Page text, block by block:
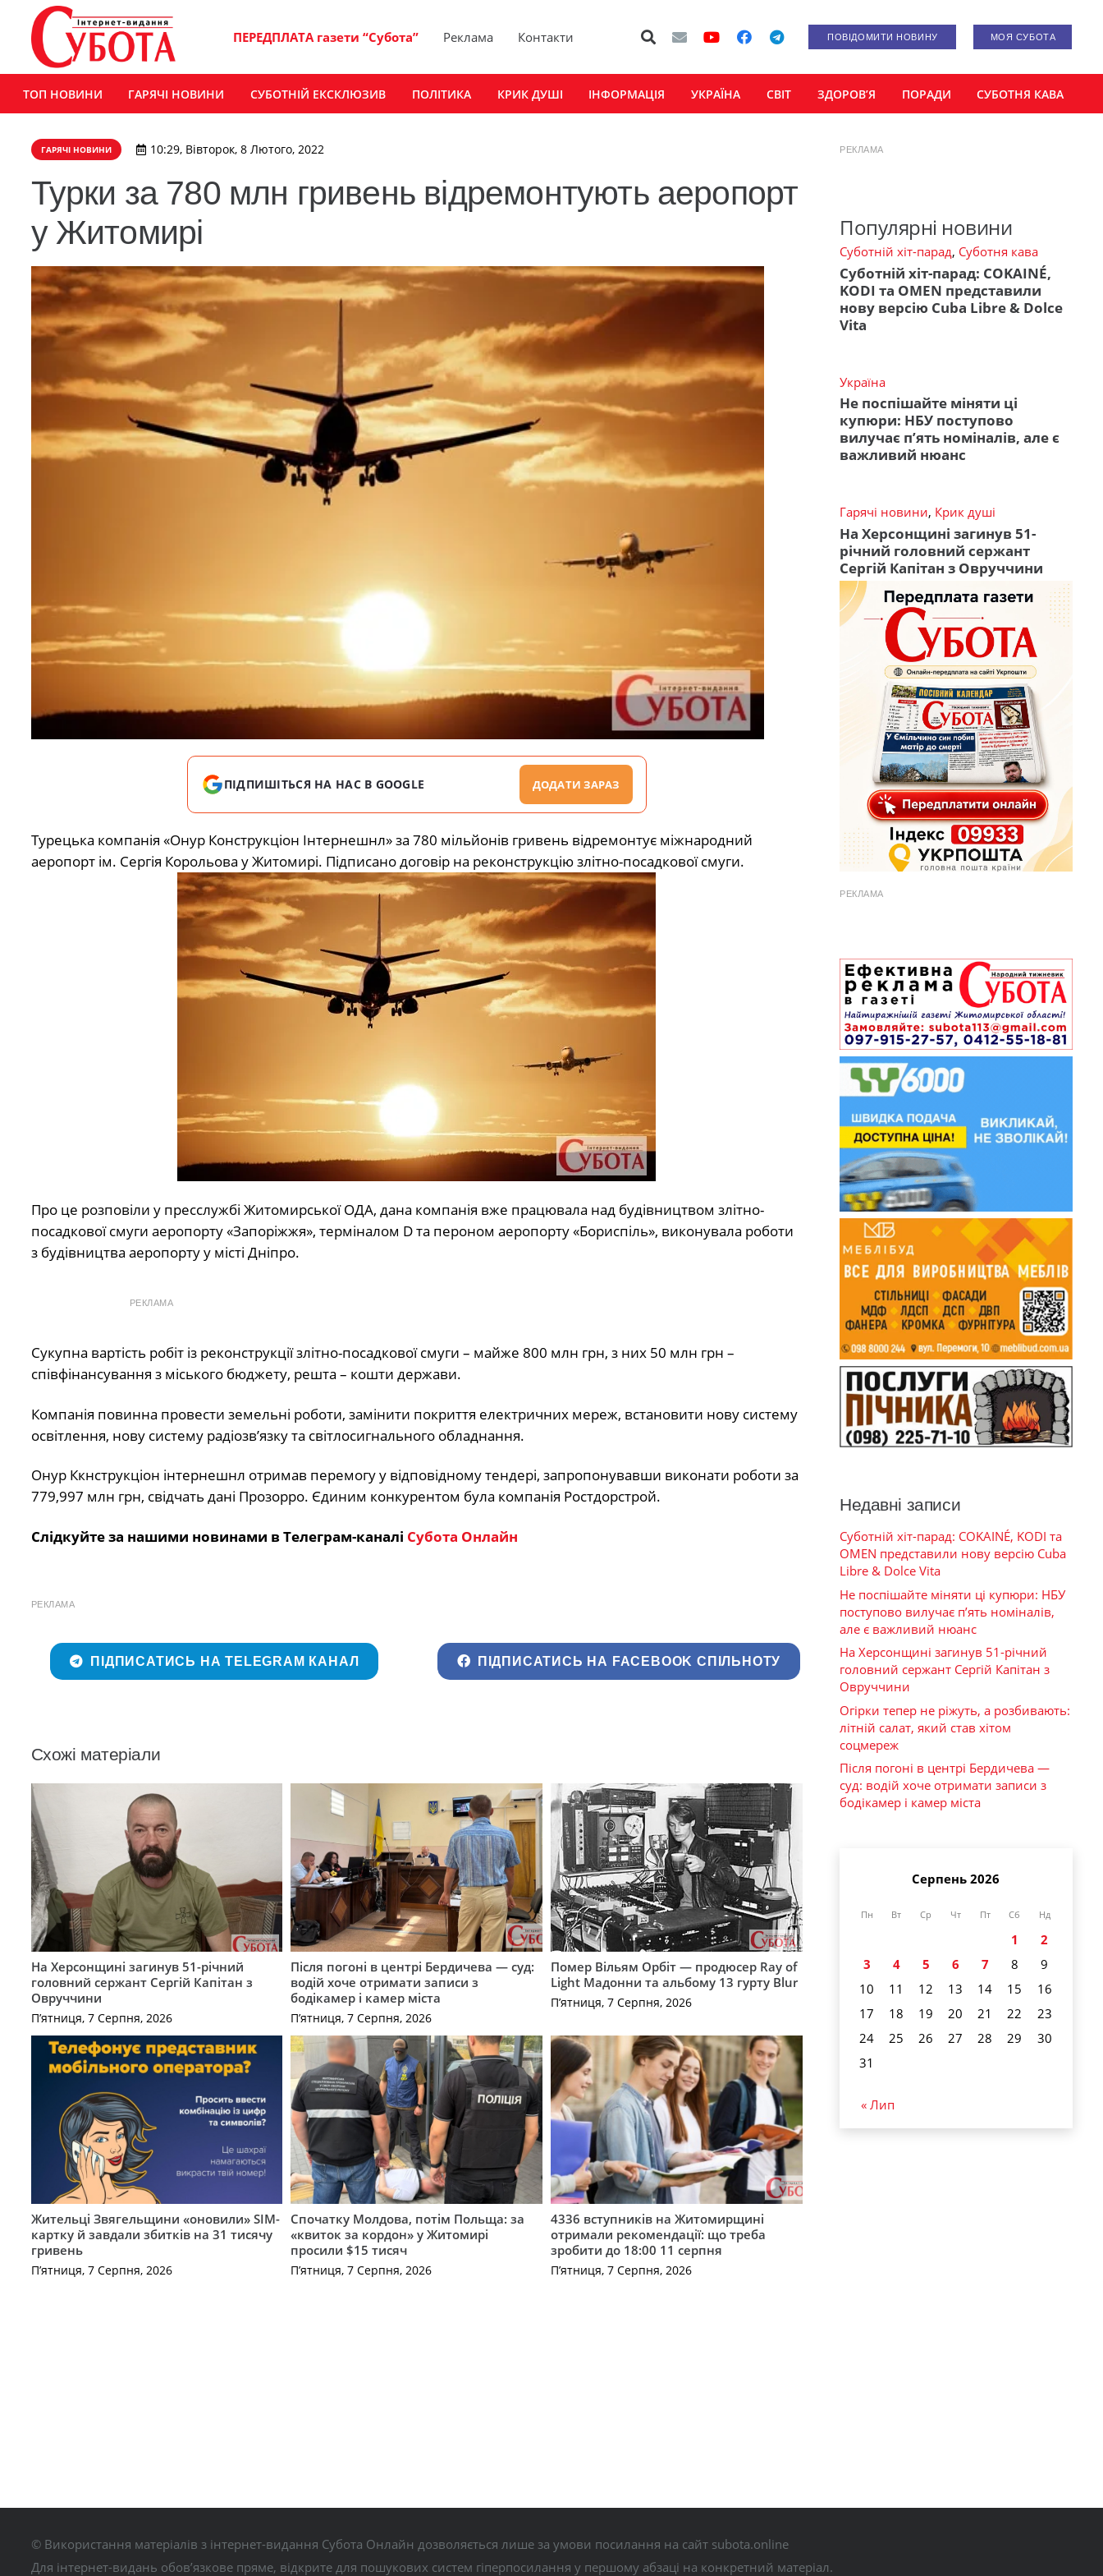
ПЕРЕДПЛАТА газети “Субота” Реклама Контакти ПОВІДОМИТИ НОВИНУ МОЯ СУБОТА
ТОП НОВИНИ ГАРЯЧІ НОВИНИ СУБОТНІЙ ЕКСКЛЮЗИВ ПОЛІТИКА КРИК ДУШІ ІНФОРМАЦІЯ УКРАЇНА СВІТ ЗДОРОВ’Я ПОРАДИ СУБОТНЯ КАВА
ГАРЯЧІ НОВИНИ 10:29, Вівторок, 8 Лютого, 2022
Турки за 780 млн гривень відремонтують аеропорт
у Житомирі
ПІДПИШІТЬСЯ НА НАС В GOOGLE ДОДАТИ ЗАРАЗ
Турецька компанія «Онур Конструкціон Інтернешнл» за 780 мільйонів гривень відремонтує міжнародний
аеропорт ім. Сергія Корольова у Житомирі. Підписано договір на реконструкцію злітно-посадкової смуги.
Про це розповіли у пресслужбі Житомирської ОДА, дана компанія вже працювала над будівництвом злітно-
посадкової смуги аеропорту «Запоріжжя», терміналом D та пероном аеропорту «Бориспіль», виконувала роботи
з будівництва аеропорту у місті Дніпро.
РЕКЛАМА
Сукупна вартість робіт із реконструкції злітно-посадкової смуги – майже 800 млн грн, з них 50 млн грн –
співфінансування з міського бюджету, решта – кошти держави.
Компанія повинна провести земельні роботи, замінити покриття електричних мереж, встановити нову систему
освітлення, нову систему радіозв’язку та світлосигнального обладнання.
Онур Ккнструкціон інтернешнл отримав перемогу у відповідному тендері, запропонувавши виконати роботи за
779,997 млн грн, свідчать дані Прозорро. Єдиним конкурентом була компанія Ростдорстрой.
Слідкуйте за нашими новинами в Телеграм-каналі Субота Онлайн
РЕКЛАМА
ПІДПИСАТИСЬ НА TELEGRAM КАНАЛ ПІДПИСАТИСЬ НА FACEBOOK СПІЛЬНОТУ
Схожі матеріали
На Херсонщині загинув 51-річний
головний сержант Сергій Капітан з
Овруччини
П’ятниця, 7 Серпня, 2026
Після погоні в центрі Бердичева — суд:
водій хоче отримати записи з
бодікамер і камер міста
П’ятниця, 7 Серпня, 2026
Помер Вільям Орбіт — продюсер Ray of
Light Мадонни та альбому 13 гурту Blur
П’ятниця, 7 Серпня, 2026
Жительці Звягельщини «оновили» SIM-
картку й завдали збитків на 31 тисячу
гривень
П’ятниця, 7 Серпня, 2026
Спочатку Молдова, потім Польща: за
«квиток за кордон» у Житомирі
просили $15 тисяч
П’ятниця, 7 Серпня, 2026
4336 вступників на Житомирщині
отримали рекомендації: що треба
зробити до 18:00 11 серпня
П’ятниця, 7 Серпня, 2026
РЕКЛАМА
Популярні новини
Суботній хіт-парад, Суботня кава
Суботній хіт-парад: COKAINÉ,
KODI та OMEN представили
нову версію Cuba Libre & Dolce
Vita
Україна
Не поспішайте міняти ці
купюри: НБУ поступово
вилучає п’ять номіналів, але є
важливий нюанс
Гарячі новини, Крик душі
На Херсонщині загинув 51-
річний головний сержант
Сергій Капітан з Овруччини
РЕКЛАМА
Недавні записи
Суботній хіт-парад: COKAINÉ, KODI та
OMEN представили нову версію Cuba
Libre & Dolce Vita
Не поспішайте міняти ці купюри: НБУ
поступово вилучає п’ять номіналів,
але є важливий нюанс
На Херсонщині загинув 51-річний
головний сержант Сергій Капітан з
Овруччини
Огірки тепер не ріжуть, а розбивають:
літній салат, який став хітом
соцмереж
Після погоні в центрі Бердичева —
суд: водій хоче отримати записи з
бодікамер і камер міста
Серпень 2026
Пн Вт Ср Чт Пт Сб Нд
1
2
3
4 5 6 7 8
9
10
11 12 13 14 15
16
17
18 19 20 21 22
23
24
25 26 27 28 29
30
31
« Лип
© Використання матеріалів з інтернет-видання Субота Онлайн дозволяється лише за умови посилання на сайт subota.online
Для інтернет-видань обов’язкове пряме, відкрите для пошукових систем гіперпосилання у першому абзаці на конкретний матеріал.